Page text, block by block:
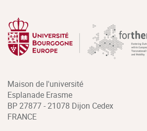
Maison de l'université
Esplanade Erasme
BP 27877 - 21078 Dijon Cedex
FRANCE